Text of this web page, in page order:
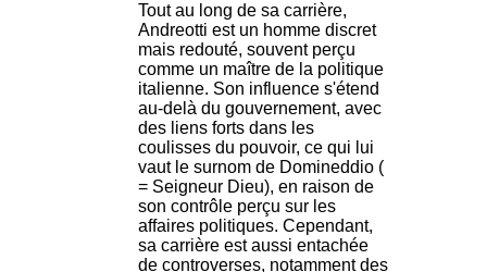
Tout au long de sa carrière,
Andreotti est un homme discret
mais redouté, souvent perçu
comme un maître de la politique
italienne. Son influence s'étend
au-delà du gouvernement, avec
des liens forts dans les
coulisses du pouvoir, ce qui lui
vaut le surnom de Domineddio (
= Seigneur Dieu), en raison de
son contrôle perçu sur les
affaires politiques. Cependant,
sa carrière est aussi entachée
de controverses, notamment des